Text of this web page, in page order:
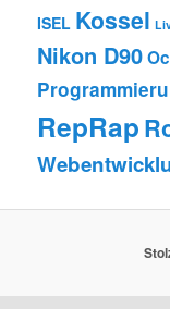
ISEL Kossel
Nikon D90
RepRap